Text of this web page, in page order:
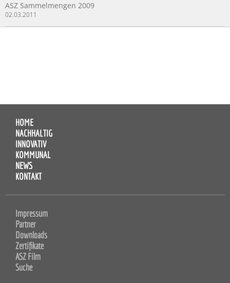
ASZ Sammelmengen 2009
02.03.2011
HOME
NACHHALTIG
INNOVATIV
KOMMUNAL
NEWS
KONTAKT
Impressum
Partner
Downloads
Zertifikate
ASZ Film
Suche